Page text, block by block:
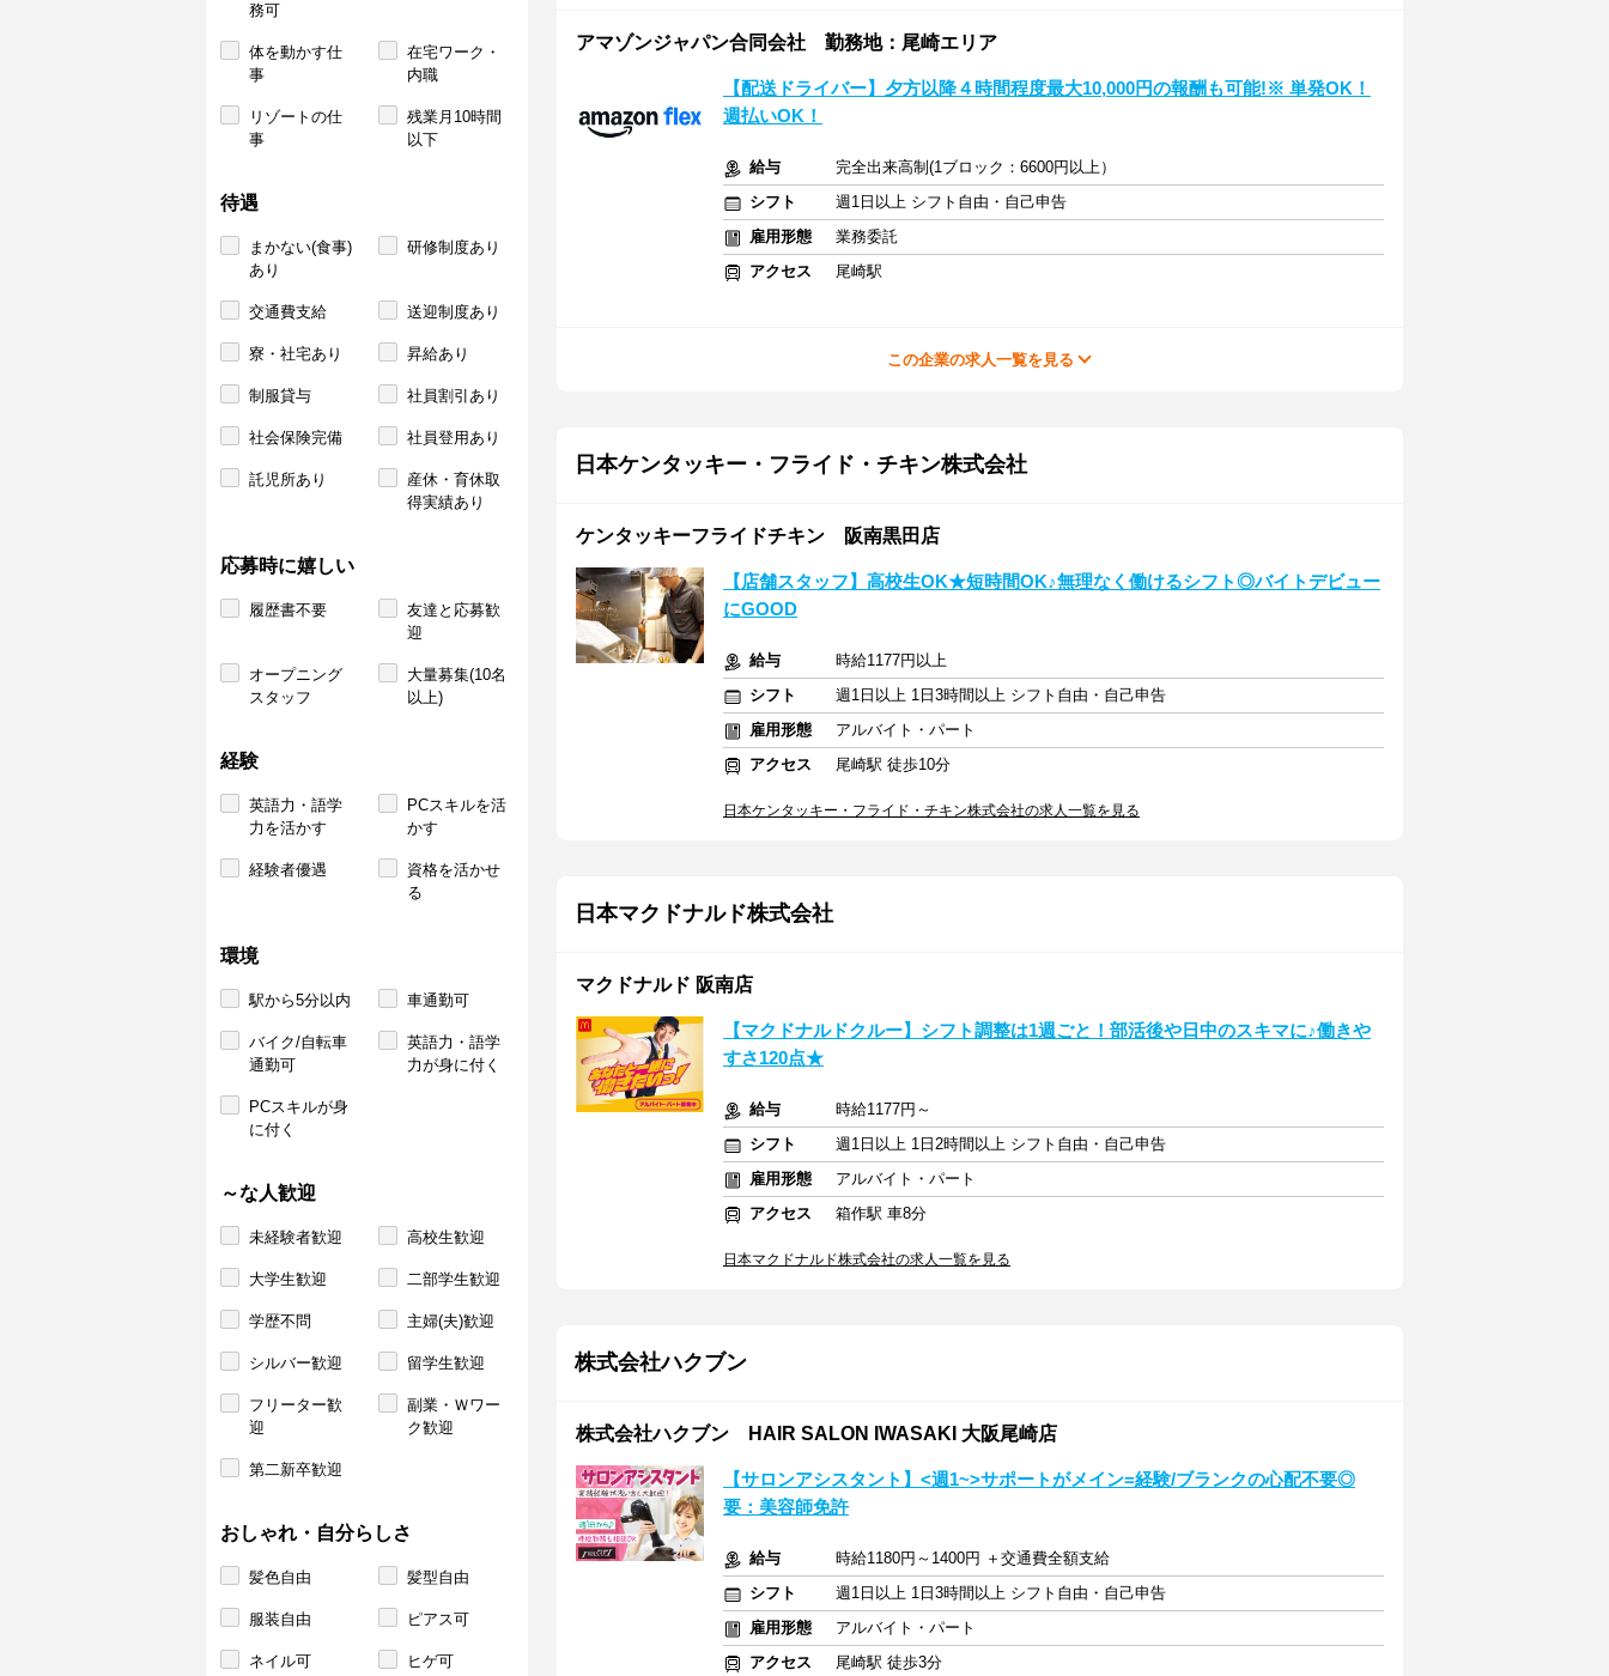
務可
体を動かす仕
事
在宅ワーク・
内職
リゾートの仕
事
残業月10時間
以下
待遇
まかない(食事)
あり
研修制度あり
交通費支給 送迎制度あり
寮・社宅あり 昇給あり
制服貸与 社員割引あり
社会保険完備 社員登用あり
託児所あり
産休・育休取
得実績あり
応募時に嬉しい
履歴書不要
友達と応募歓
迎
オープニング
スタッフ
大量募集(10名
以上)
経験
英語力・語学
力を活かす
PCスキルを活
かす
経験者優遇
資格を活かせ
る
環境
駅から5分以内 車通勤可
バイク/自転車
通勤可
英語力・語学
力が身に付く
PCスキルが身
に付く
～な人歓迎
未経験者歓迎 高校生歓迎
大学生歓迎 二部学生歓迎
学歴不問 主婦(夫)歓迎
シルバー歓迎 留学生歓迎
フリーター歓
迎
副業・Ｗワー
ク歓迎
第二新卒歓迎
おしゃれ・自分らしさ
髪色自由 髪型自由
服装自由 ピアス可
ネイル可 ヒゲ可
アマゾンジャパン合同会社 勤務地：尾崎エリア
【配送ドライバー】夕方以降４時間程度最大10,000円の報酬も可能!※ 単発OK！
週払いOK！
給与
完全出来高制(1ブロック：6600円以上）
シフト
週1日以上 シフト自由・自己申告
雇用形態
業務委託
アクセス
尾崎駅
この企業の求人一覧を見る
日本ケンタッキー・フライド・チキン株式会社
ケンタッキーフライドチキン 阪南黒田店
【店舗スタッフ】高校生OK★短時間OK♪無理なく働けるシフト◎バイトデビュー
にGOOD
給与
時給1177円以上
シフト
週1日以上 1日3時間以上 シフト自由・自己申告
雇用形態
アルバイト・パート
アクセス
尾崎駅 徒歩10分
日本ケンタッキー・フライド・チキン株式会社の求人一覧を見る
日本マクドナルド株式会社
マクドナルド 阪南店
【マクドナルドクルー】シフト調整は1週ごと！部活後や日中のスキマに♪働きや
すさ120点★
給与
時給1177円～
シフト
週1日以上 1日2時間以上 シフト自由・自己申告
雇用形態
アルバイト・パート
アクセス
箱作駅 車8分
日本マクドナルド株式会社の求人一覧を見る
株式会社ハクブン
株式会社ハクブン HAIR SALON IWASAKI 大阪尾崎店
【サロンアシスタント】<週1~>サポートがメイン=経験/ブランクの心配不要◎
要：美容師免許
給与
時給1180円～1400円 ＋交通費全額支給
シフト
週1日以上 1日3時間以上 シフト自由・自己申告
雇用形態
アルバイト・パート
アクセス
尾崎駅 徒歩3分